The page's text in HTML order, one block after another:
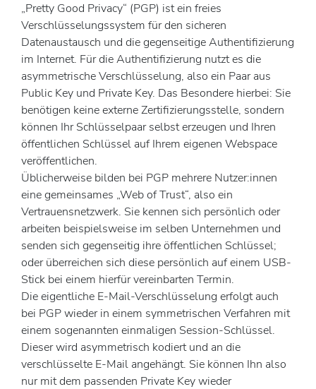
„Pretty Good Privacy“ (PGP) ist ein freies
Verschlüsselungssystem für den sicheren
Datenaustausch und die gegenseitige Authentifizierung
im Internet. Für die Authentifizierung nutzt es die
asymmetrische Verschlüsselung, also ein Paar aus
Public Key und Private Key. Das Besondere hierbei: Sie
benötigen keine externe Zertifizierungsstelle, sondern
können Ihr Schlüsselpaar selbst erzeugen und Ihren
öffentlichen Schlüssel auf Ihrem eigenen Webspace
veröffentlichen.
Üblicherweise bilden bei PGP mehrere Nutzer:innen
eine gemeinsames „Web of Trust“, also ein
Vertrauensnetzwerk. Sie kennen sich persönlich oder
arbeiten beispielsweise im selben Unternehmen und
senden sich gegenseitig ihre öffentlichen Schlüssel;
oder überreichen sich diese persönlich auf einem USB-
Stick bei einem hierfür vereinbarten Termin.
Die eigentliche E-Mail-Verschlüsselung erfolgt auch
bei PGP wieder in einem symmetrischen Verfahren mit
einem sogenannten einmaligen Session-Schlüssel.
Dieser wird asymmetrisch kodiert und an die
verschlüsselte E-Mail angehängt. Sie können Ihn also
nur mit dem passenden Private Key wieder